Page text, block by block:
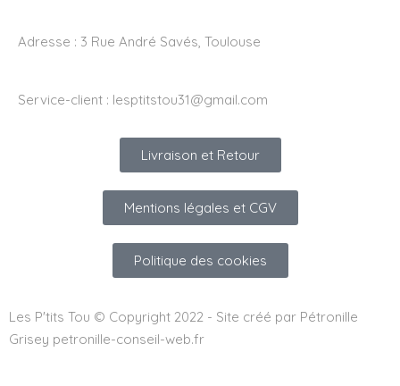
Adresse : 3 Rue André Savés, Toulouse
Service-client : lesptitstou31@gmail.com
Livraison et Retour
Mentions légales et CGV
Politique des cookies
Les P'tits Tou © Copyright 2022 - Site créé par Pétronille
Grisey petronille-conseil-web.fr